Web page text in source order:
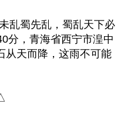
乱蜀先乱，蜀乱天下必
分，青海省西宁市湟中
从天而降，这雨不可能